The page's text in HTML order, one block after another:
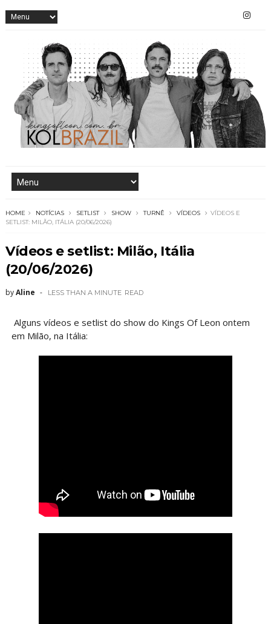
HOME NOTÍCIAS SETLIST SHOW TURNÊ VÍDEOS
VÍDEOS E
SETLIST: MILÃO, ITÁLIA (20/06/2026)
Vídeos e setlist: Milão, Itália
(20/06/2026)
byAline LESS THAN A MINUTE READ
Alguns vídeos e setlist do show do Kings Of Leon ontem
em Milão, na Itália: